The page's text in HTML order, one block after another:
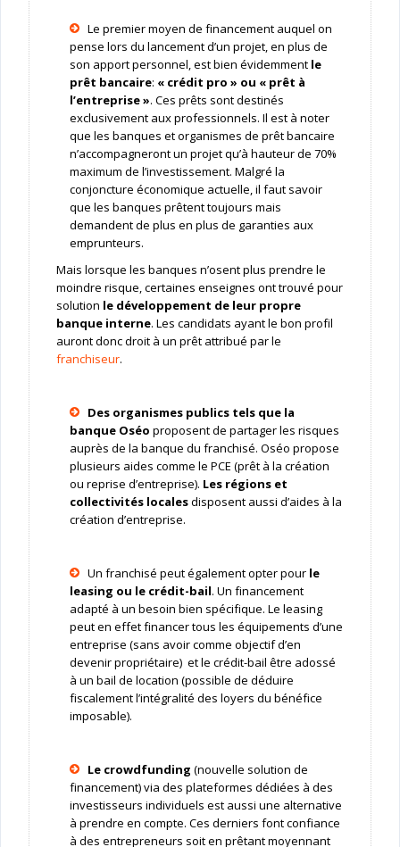
Le premier moyen de financement auquel on
pense lors du lancement d’un projet, en plus de
son apport personnel, est bien évidemment le
prêt bancaire: « crédit pro » ou « prêt à
l’entreprise ». Ces prêts sont destinés
exclusivement aux professionnels. Il est à noter
que les banques et organismes de prêt bancaire
n’accompagneront un projet qu’à hauteur de 70%
maximum de l’investissement. Malgré la
conjoncture économique actuelle, il faut savoir
que les banques prêtent toujours mais
demandent de plus en plus de garanties aux
emprunteurs.
Mais lorsque les banques n’osent plus prendre le
moindre risque, certaines enseignes ont trouvé pour
solution le développement de leur propre
banque interne. Les candidats ayant le bon profil
auront donc droit à un prêt attribué par le
franchiseur.
Des organismes publics tels que la
banque Oséo proposent de partager les risques
auprès de la banque du franchisé. Oséo propose
plusieurs aides comme le PCE (prêt à la création
ou reprise d’entreprise). Les régions et
collectivités localesdisposent aussi d’aides à la
création d’entreprise.
Un franchisé peut également opter pour le
leasing ou le crédit-bail. Un financement
adapté à un besoin bien spécifique. Le leasing
peut en effet financer tous les équipements d’une
entreprise (sans avoir comme objectif d’en
devenir propriétaire) et le crédit-bail être adossé
à un bail de location (possible de déduire
fiscalement l’intégralité des loyers du bénéfice
imposable).
Le crowdfunding(nouvelle solution de
financement) via des plateformes dédiées à des
investisseurs individuels est aussi une alternative
à prendre en compte. Ces derniers font confiance
à des entrepreneurs soit en prêtant moyennant